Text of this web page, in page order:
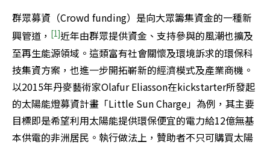
群眾募資（Crowd funding）是向大眾籌集資金的一種新
興管道， [1]近年由群眾提供資金、支持參與的風潮也擴及
至再生能源領域。這類富有社會關懷及環境訴求的環保科
技集資方案，也進一步開拓嶄新的經濟模式及產業商機。
以2015年丹麥藝術家Olafur Eliasson在kickstarter所發起
的太陽能燈募資計畫「Little Sun Charge」為例，其主要
目標即是希望利用太陽能提供環保便宜的電力給12億無基
本供電的非洲居民。執行做法上，贊助者不只可購買太陽